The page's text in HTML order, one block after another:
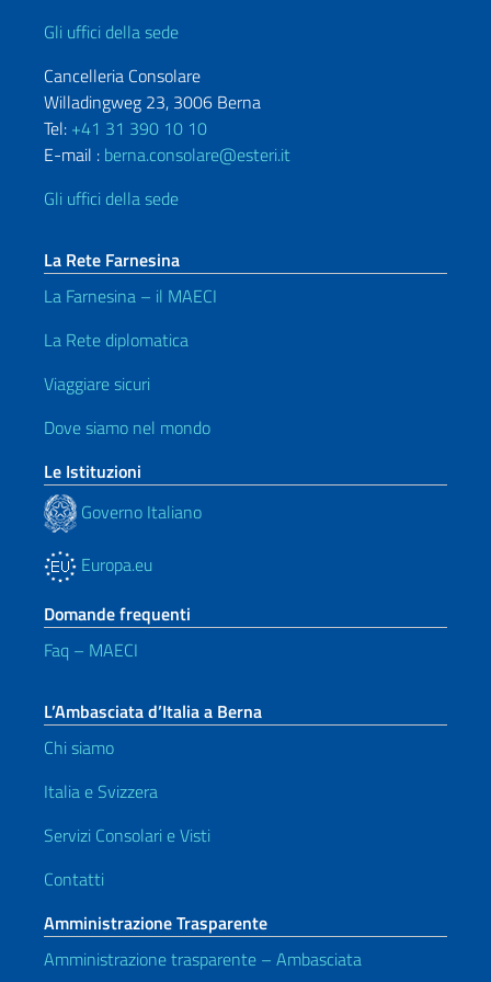
Gli uffici della sede
Cancelleria Consolare
Willadingweg 23, 3006 Berna
Tel: +41 31 390 10 10
E-mail : berna.consolare@esteri.it
Gli uffici della sede
La Rete Farnesina
La Farnesina – il MAECI
La Rete diplomatica
Viaggiare sicuri
Dove siamo nel mondo
Le Istituzioni
Governo Italiano
Europa.eu
Domande frequenti
Faq – MAECI
L’Ambasciata d’Italia a Berna
Chi siamo
Italia e Svizzera
Servizi Consolari e Visti
Contatti
Amministrazione Trasparente
Amministrazione trasparente – Ambasciata